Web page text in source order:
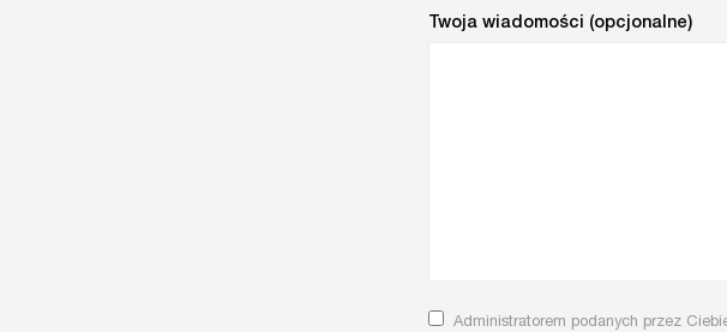
Twoja wiadomości (opcjonalne)
Administratorem podanych przez